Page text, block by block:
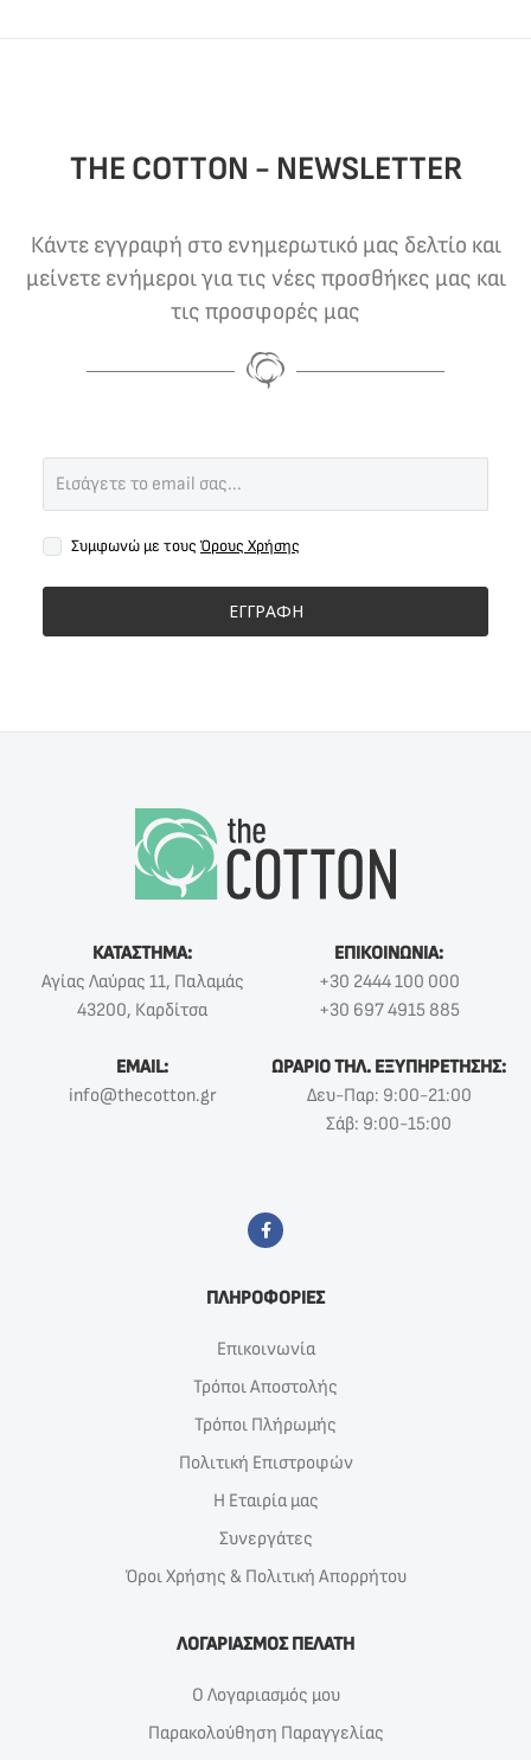
THE COTTON - NEWSLETTER
Κάντε εγγραφή στο ενημερωτικό μας δελτίο και
μείνετε ενήμεροι για τις νέες προσθήκες μας και
τις προσφορές μας
Συμφωνώ με τους Όρους Χρήσης
ΕΓΓΡΑΦΗ
ΚΑΤΑΣΤΗΜΑ:
Αγίας Λαύρας 11, Παλαμάς
43200, Καρδίτσα
ΕΠΙΚΟΙΝΩΝΙΑ:
+30 2444 100 000
+30 697 4915 885
EMAIL:
info@thecotton.gr
ΩΡΑΡΙΟ ΤΗΛ. ΕΞΥΠΗΡΕΤΗΣΗΣ:
Δευ-Παρ: 9:00-21:00
Σάβ: 9:00-15:00
ΠΛΗΡΟΦΟΡΙΕΣ
Επικοινωνία
Τρόποι Αποστολής
Τρόποι Πλήρωμής
Πολιτική Επιστροφών
Η Εταιρία μας
Συνεργάτες
Όροι Χρήσης & Πολιτική Απορρήτου
ΛΟΓΑΡΙΑΣΜΟΣ ΠΕΛΑΤΗ
Ο Λογαριασμός μου
Παρακολούθηση Παραγγελίας